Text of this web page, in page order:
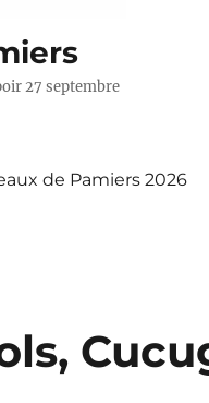
27 septembre
de Pamiers 2026